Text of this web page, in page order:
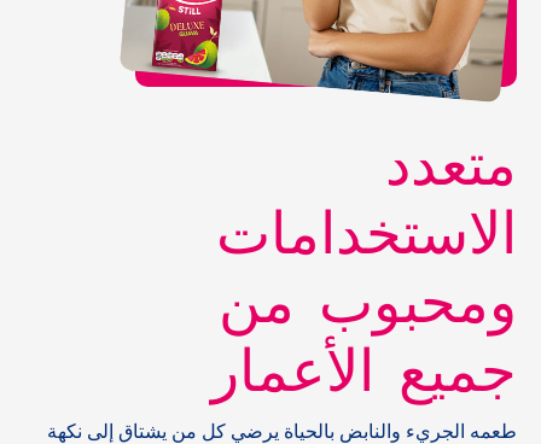
متعدد
الاستخدامات
ومحبوب من
جميع الأعمار
طعمه الجريء والنابض بالحياة يرضي كل من يشتاق إلى نكهة